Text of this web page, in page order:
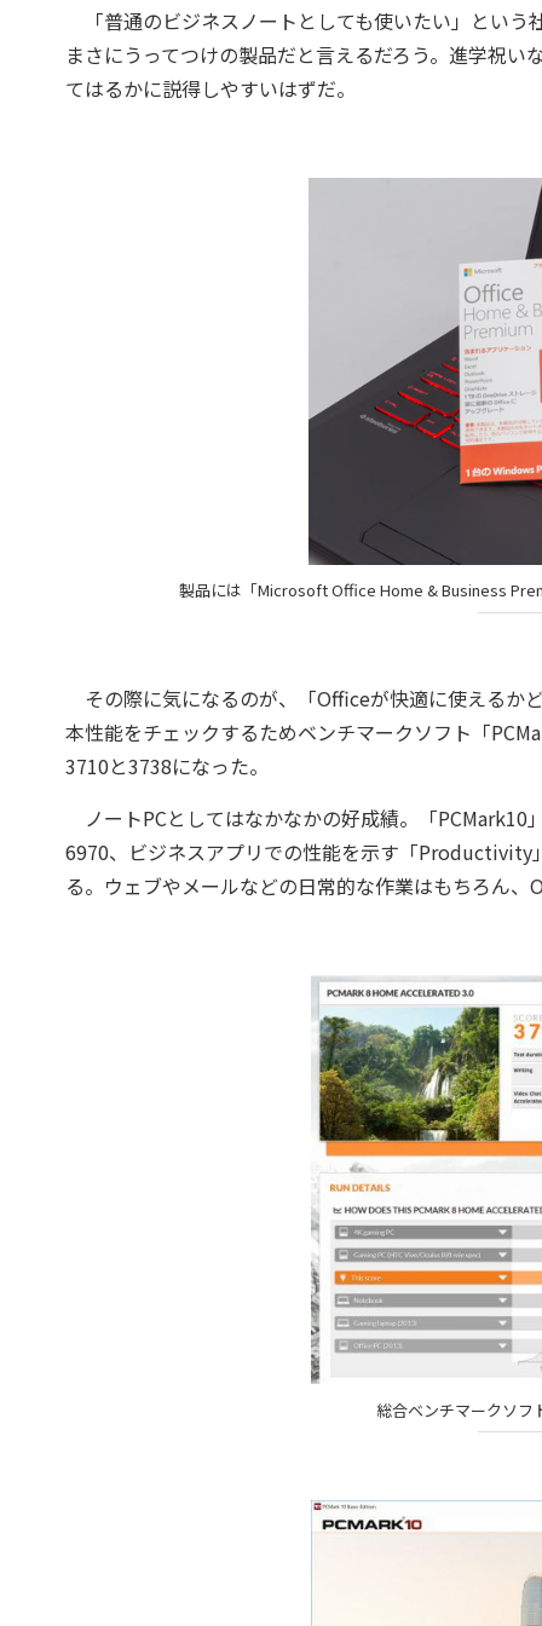
「普通のビジネスノートとしても使いたい」という
まさにうってつけの製品だと言えるだろう。進学祝
てはるかに説得しやすいはずだ。
製品には「Microsoft Office Home & Business
その際に気になるのが、「Officeが快適に使えるか
本性能をチェックするためベンチマークソフト「
3710と3738になった。
ノートPCとしてはなかなかの好成績。「PCMark10
6970、ビジネスアプリでの性能を示す「Productivity
る。ウェブやメールなどの日常的な作業はもちろん
総合ベンチマークソフ